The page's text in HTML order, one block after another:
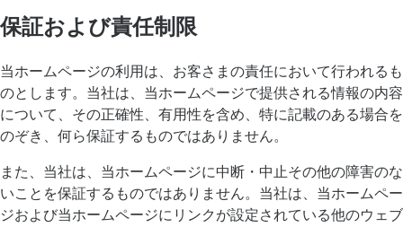
保証および責任制限
当ホームページの利用は、お客さまの責任において行われるも
のとします。当社は、当ホームページで提供される情報の内容
について、その正確性、有用性を含め、特に記載のある場合を
のぞき、何ら保証するものではありません。
また、当社は、当ホームページに中断・中止その他の障害のな
いことを保証するものではありません。当社は、当ホームペー
ジおよび当ホームページにリンクが設定されている他のウェブ